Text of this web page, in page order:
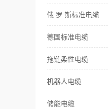
俄 罗 斯标准电缆
德国标准电缆
拖链柔性电缆
机器人电缆
储能电缆